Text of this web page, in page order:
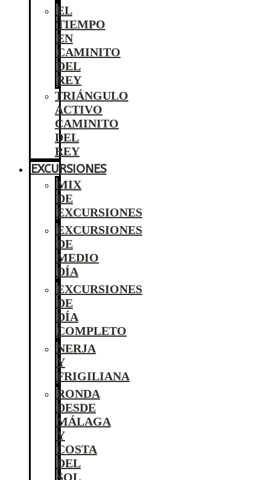
EL
TIEMPO
EN
CAMINITO
DEL
REY
TRIÁNGULO
ACTIVO
CAMINITO
DEL
REY
EXCURSIONES
MIX
DE
EXCURSIONES
EXCURSIONES
DE
MEDIO
DÍA
EXCURSIONES
DE
DÍA
COMPLETO
NERJA
Y
FRIGILIANA
RONDA
DESDE
MÁLAGA
Y
COSTA
DEL
SOL